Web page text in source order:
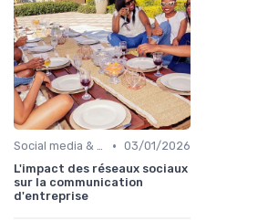
Social media & e-réputation • 03/01/2026
L'impact des réseaux sociaux
sur la communication
d'entreprise